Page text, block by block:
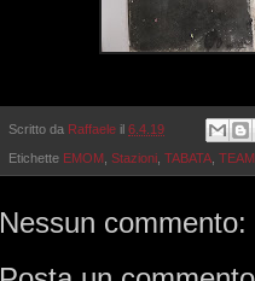
Scritto da Raffaele il 6.4.19
Etichette EMOM Stazioni TABATA
Nessun commento: